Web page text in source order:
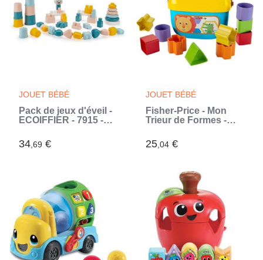
JOUET BÉBÉ
Pack de jeux d'éveil -
ECOIFFIER - 7915 -
Abrick (Bleu)
34,69 €
JOUET BÉBÉ
Fisher-Price - Mon
Trieur de Formes -
et + FFC84 (Jaune)
25,04 €